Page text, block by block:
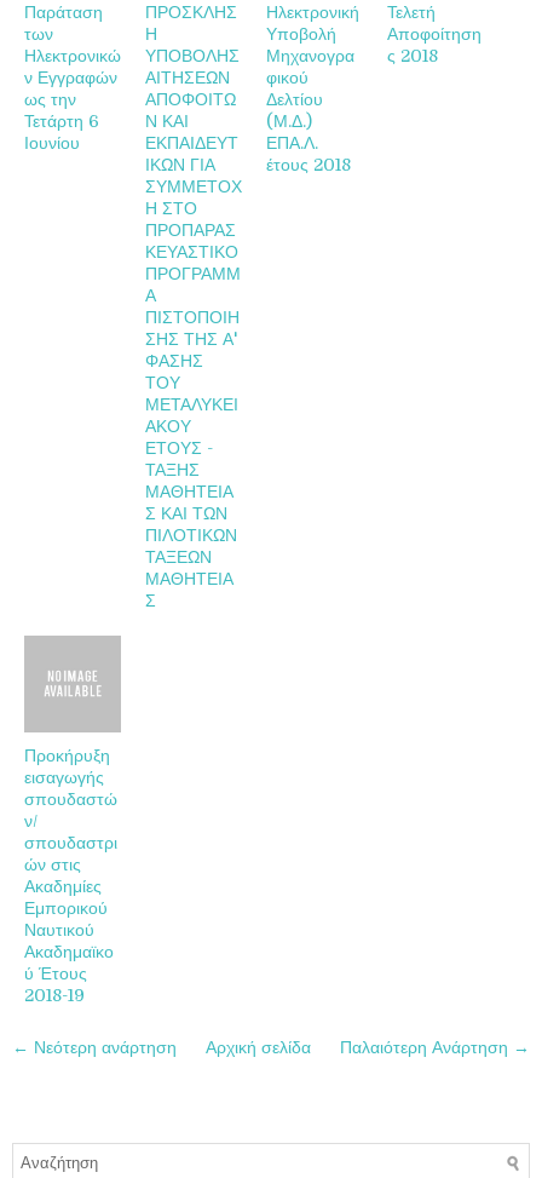
Παράταση
των
Ηλεκτρονικώ
ν Εγγραφών
ως την
Τετάρτη 6
Ιουνίου
ΠΡΟΣΚΛΗΣ
Η
ΥΠΟΒΟΛΗΣ
ΑΙΤΗΣΕΩΝ
ΑΠΟΦΟΙΤΩ
Ν ΚΑΙ
ΕΚΠΑΙΔΕΥΤ
ΙΚΩΝ ΓΙΑ
ΣΥΜΜΕΤΟΧ
Η ΣΤΟ
ΠΡΟΠΑΡΑΣ
ΚΕΥΑΣΤΙΚΟ
ΠΡΟΓΡΑΜΜ
Α
ΠΙΣΤΟΠΟΙΗ
ΣΗΣ ΤΗΣ Α'
ΦΑΣΗΣ
ΤΟΥ
ΜΕΤΑΛΥΚΕΙ
ΑΚΟΥ
ΕΤΟΥΣ -
ΤΑΞΗΣ
ΜΑΘΗΤΕΙΑ
Σ ΚΑΙ ΤΩΝ
ΠΙΛΟΤΙΚΩΝ
ΤΑΞΕΩΝ
ΜΑΘΗΤΕΙΑ
Σ
Ηλεκτρονική
Υποβολή
Μηχανογρα
φικού
Δελτίου
(Μ.Δ.)
ΕΠΑ.Λ.
έτους 2018
Τελετή
Αποφοίτηση
ς 2018
Προκήρυξη
εισαγωγής
σπουδαστώ
ν/
σπουδαστρι
ών στις
Ακαδημίες
Εμπορικού
Ναυτικού
Ακαδημαϊκο
ύ Έτους
2018-19
← Νεότερη ανάρτηση Παλαιότερη Ανάρτηση →
Αρχική σελίδα